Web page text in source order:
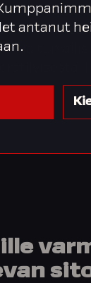
antanut
ja